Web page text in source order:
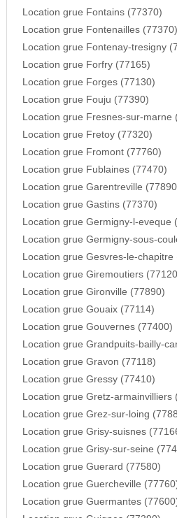
Location grue Fontains (77370)
Location grue Fontenailles (77370)
Location grue Fontenay-tresigny
Location grue Forfry (77165)
Location grue Forges (77130)
Location grue Fouju (77390)
Location grue Fresnes-sur-marne
Location grue Fretoy (77320)
Location grue Fromont (77760)
Location grue Fublaines (77470)
Location grue Garentreville
Location grue Gastins (77370)
Location grue Germigny-l-eveque
Location grue Germigny-sous-
Location grue Gesvres-le-chapitre
Location grue Giremoutiers
Location grue Gironville (77890)
Location grue Gouaix (77114)
Location grue Gouvernes (77400)
Location grue Grandpuits-bailly-
Location grue Gravon (77118)
Location grue Gressy (77410)
Location grue Gretz-armainvilliers
Location grue Grez-sur-loing
Location grue Grisy-suisnes
Location grue Grisy-sur-seine
Location grue Guerard (77580)
Location grue Guercheville
Location grue Guermantes